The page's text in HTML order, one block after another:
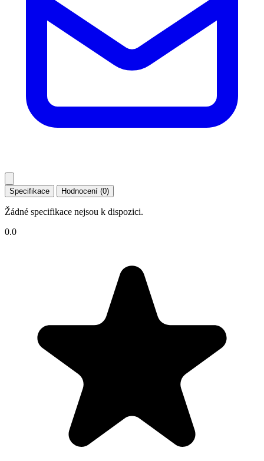
Specifikace Hodnocení (0)
Žádné specifikace nejsou k dispozici.
0.0